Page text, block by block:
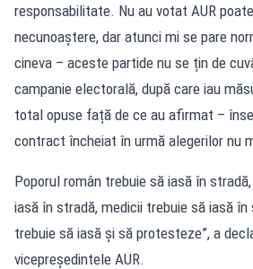
responsabilitate. Nu au votat AUR
necunoaștere, dar atunci mi se pare
cineva – aceste partide nu se țin de
campanie electorală, după care iau
total opuse față de ce au afirmat –
contract încheiat în urmă alegerilor nu
Poporul român trebuie să iasă în
iasă în stradă, medicii trebuie să iasă
trebuie să iasă și să protesteze”, a
vicepreședintele AUR.